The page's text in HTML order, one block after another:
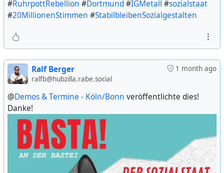
#StabilbleibenSozialgestalten#sozialstaat
#RuhrpottRebellion #Dortmund#IGMetall #sozialstaat
#20MillionenStimmen #StabilbleibenSozialgestalten
1 month ago
Ralf Berger
ralfb@hubzilla.rabe.social
@Demos & Termine - Köln/Bonn veröffentlichte dies!
Danke!